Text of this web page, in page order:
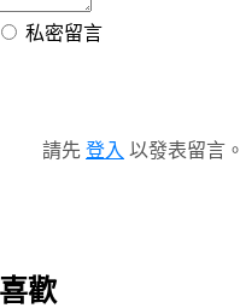
私密留言
請先 登入 以發表留言。
歡